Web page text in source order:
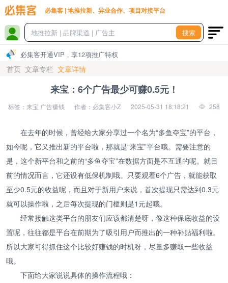
必集客 | 地推拉新、异业合作、项目对接平台
搜索
必集客开通VIP，享12项推广特权
首页 文章专栏 文章详情
来宝：6个广告最少可赚0.5元！
标签：来宝 广告赚钱 作者：必集客小Z 2025-05-31 18:18:21 258
在去年的时候，曾经给大家分享过一个名为“多鱼夺宝”的平台，
如今呢，它又推出新的平台啦，那就是“来宝”平台哦。需要注意的
是，这个新平台和之前的“多鱼夺宝”在数据方面是不互通的呢。就目
前的情况而言，它还设有低保机制哦。只要观看6个广告，就能获取
至少0.5元的收益呢，而且对于新用户来说，首次提现只需达到0.3元
就可以操作啦，之后每次提现的门槛则是1元起哦。
经常接触这类平台的朋友们应该都清楚呀，像这种保底收益的设
置呢，往往都是平台在前期为了吸引用户而推出的一种补贴福利啦。
所以大家可得抓住这个比较好赚钱的时机呀，尽量多赚取一些收益
哦。
下面给大家说说具体的操作流程哦：